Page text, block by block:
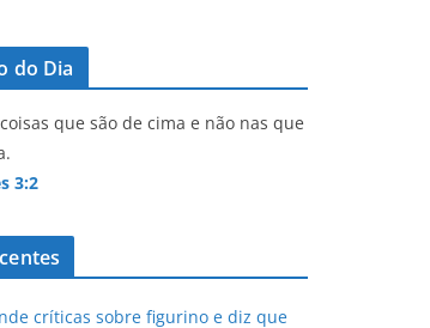
do Dia
que são de cima e não nas que
3:2
críticas sobre figurino e diz que